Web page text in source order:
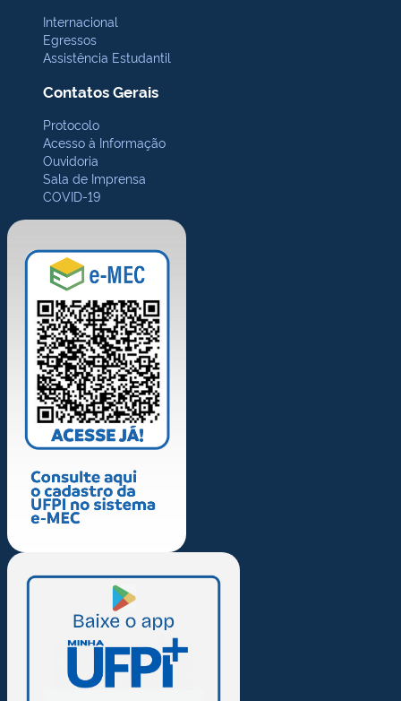
Internacional
Egressos
Assistência Estudantil
Contatos Gerais
Protocolo
Acesso à Informação
Ouvidoria
Sala de Imprensa
COVID-19